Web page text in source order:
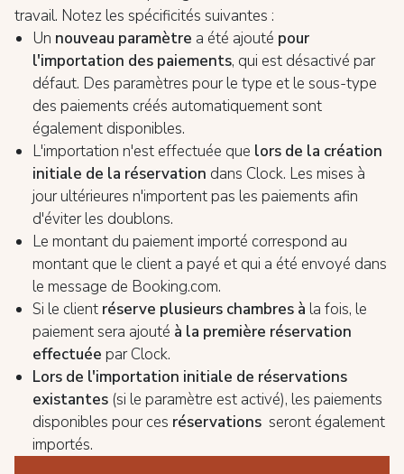
travail. Notez les spécificités suivantes :
Un nouveau paramètre a été ajouté pour
l'importation des paiements, qui est désactivé par
défaut. Des paramètres pour le type et le sous-type
des paiements créés automatiquement sont
également disponibles.
L'importation n'est effectuée que lors de la création
initiale de la réservation dans Clock. Les mises à
jour ultérieures n'importent pas les paiements afin
d'éviter les doublons.
Le montant du paiement importé correspond au
montant que le client a payé et qui a été envoyé dans
le message de Booking.com.
Si le client réserve plusieurs chambres à la fois, le
paiement sera ajouté à la première réservation
effectuée par Clock.
Lors de l'importation initiale de réservations
existantes (si le paramètre est activé), les paiements
disponibles pour ces réservations seront également
importés.